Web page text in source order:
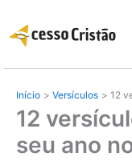
para
conteúdo
Início Versículos 12
12
seu ano